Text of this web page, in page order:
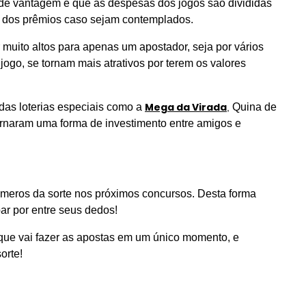
vantagem é que as despesas dos jogos são divididas
prêmios caso sejam contemplados.
altos para apenas um apostador, seja por vários
se tornam mais atrativos por terem os valores
loterias especiais como a Mega da Virada, Quina de
uma forma de investimento entre amigos e
da sorte nos próximos concursos. Desta forma
por entre seus dedos!
vai fazer as apostas em um único momento, e